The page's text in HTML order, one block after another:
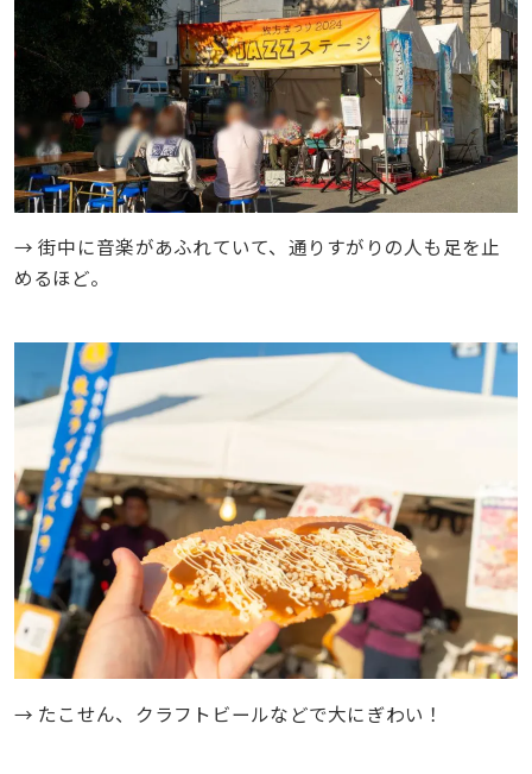
→ 街中に音楽があふれていて、通りすがりの人も足を止
めるほど。
→ たこせん、クラフトビールなどで大にぎわい！